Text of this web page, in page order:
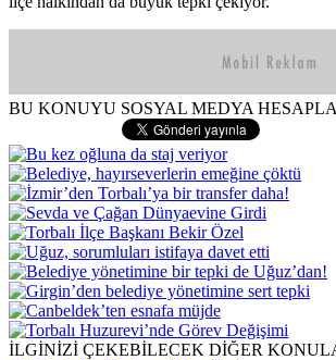
BU KONUYU SOSYAL MEDYA
İLGİNİZİ ÇEKEBİLECEK DİĞER